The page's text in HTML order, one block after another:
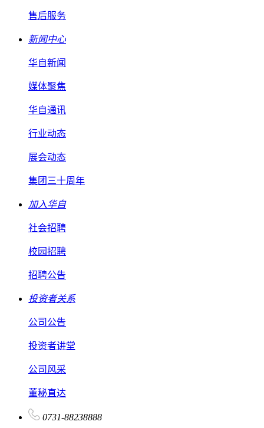
售后服务
新闻中心
华自新闻
媒体聚焦
华自通讯
行业动态
展会动态
集团三十周年
加入华自
社会招聘
校园招聘
招聘公告
投资者关系
公司公告
投资者讲堂
公司风采
董秘直达
0731-88238888